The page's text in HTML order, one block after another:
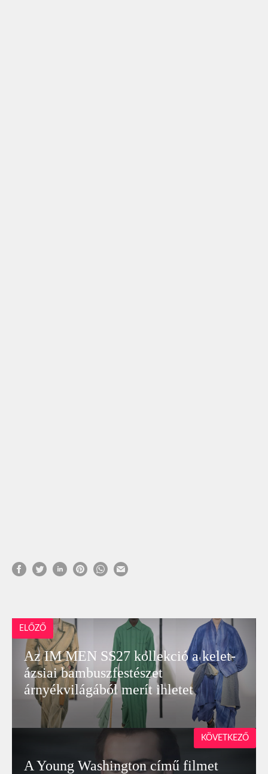
ELŐZŐ
Az IM MEN SS27 kollekció a kelet-
ázsiai bambuszfestészet
árnyékvilágából merít ihletet
A Young Washington című filmet
KÖVETKEZŐ